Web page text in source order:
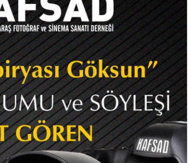
GÜNLÜK HABER AKIŞI
GÖKSUN HAFIZLIK KIZ KUR’AN KURSU
ÖĞRENCILERINE DARENDE GEZISI.